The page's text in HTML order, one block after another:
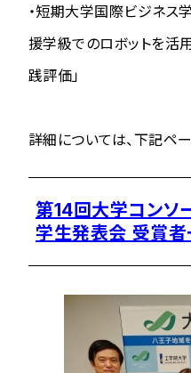
・短期大学国際ビジネ
援学級でのロボットを活
践評価」
詳細については、下記ペ
第14回大学コンソ
学生発表会 受賞者